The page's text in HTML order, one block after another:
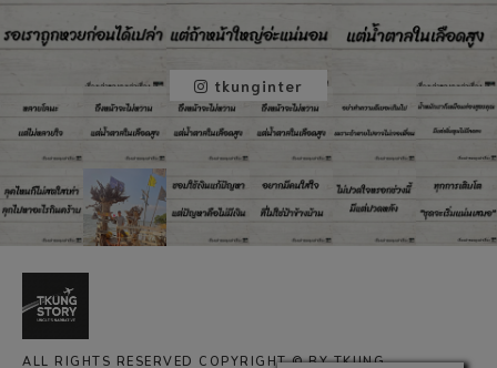
tkunginter
ALL RIGHTS RESERVED COPYRIGHT © BY TKUNG